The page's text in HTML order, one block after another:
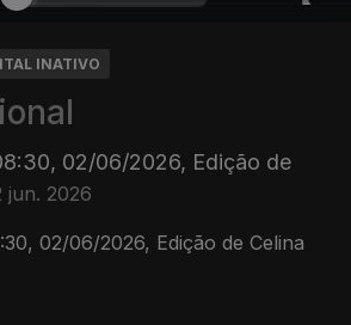
INATIVO
02/06/2026, Edição de
jun. 2026
02/06/2026, Edição de Celina